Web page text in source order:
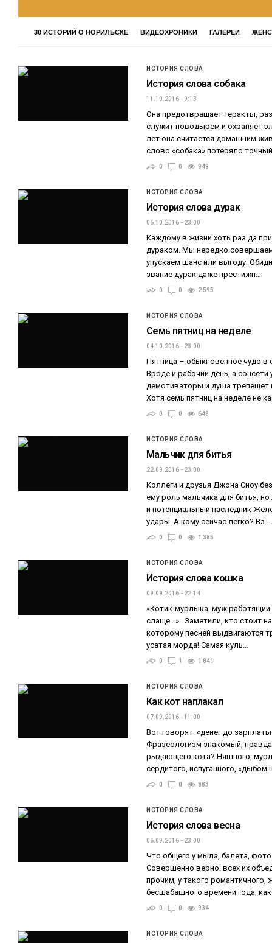
30 ИСТОРИЙ О НОРИЛЬСКЕ ВИДЕОХРОНИКИ ГАЛЕРЕИ
ИСТОРИЯ СЛОВА
История слова собака
11.10.2016 - 9:13
Она предотвращает теракты,
служит поводырем и охраняет
лет она считается домашним
слово «собака» потеряло
0 0 949
ИСТОРИЯ СЛОВА
История слова дурак
06.10.2016 - 23:00
Каждому в жизни хоть раз да
дураком. Мы нередко совершаем
упускаем шанс или выгоду.
звание дурак даже престижн…
0 0 2 595
ИСТОРИЯ СЛОВА
Семь пятниц на неделе
04.10.2016 - 23:00
Пятница – обыкновенное чудо в
Вроде и рабочий день, а
демотиваторы и душа трепещет
Хотя семь пятниц на неделе не
0 0 648
ИСТОРИЯ СЛОВА
Мальчик для битья
22.09.2016 - 23:00
Коллеги и друзья Джона Сноу
ему роль мальчика для битья,
и потенциальный наследник
удары. А кому сейчас легко? Вз…
0 0 1 385
ИСТОРИЯ СЛОВА
История слова кошка
09.09.2016 - 22:14
«Котик-мурлыка, муж работящий
слаще…». Заметили, кто стоит
которому песней выдвигаются
усатая морда! Самая куль…
0 1 1 841
ИСТОРИЯ СЛОВА
Как кот наплакал
07.09.2016 - 11:00
Вот говорят: «денег до
Фразеологизм знакомый,
рыдающего кота? Няшного,
сердитого, испуганного,
0 0 883
ИСТОРИЯ СЛОВА
История слова весна
06.09.2016 - 23:00
Что общего у мыла, балета,
Совершенно верно: всех их
прочим, у такого романтичного,
бесшабашного времени года,
0 0 934
ИСТОРИЯ СЛОВА